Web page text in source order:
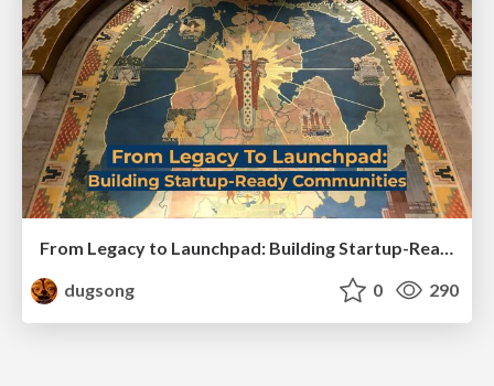
dugsong
0 290